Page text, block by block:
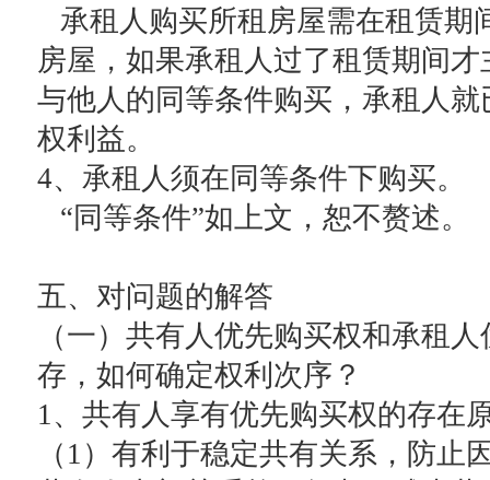
承租人购买所租房屋需在租赁期
房屋，如果承租人过了租赁期间
与他人的同等条件购买，承租人
权利益。
4、承租人须在同等条件下购买。
“同等条件”如上文，恕不赘述。
五、对问题的解答
（一）共有人优先购买权和承租
存，如何确定权利次序？
1、共有人享有优先购买权的存在
（1）有利于稳定共有关系，防止